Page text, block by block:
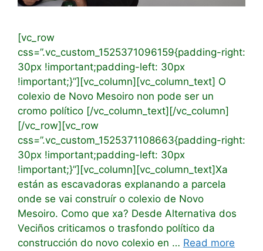
[vc_row
css=”.vc_custom_1525371096159{padding-right:
30px !important;padding-left: 30px
!important;}”][vc_column][vc_column_text] O
colexio de Novo Mesoiro non pode ser un
cromo político [/vc_column_text][/vc_column]
[/vc_row][vc_row
css=”.vc_custom_1525371108663{padding-right:
30px !important;padding-left: 30px
!important;}”][vc_column][vc_column_text]Xa
están as escavadoras explanando a parcela
onde se vai construír o colexio de Novo
Mesoiro. Como que xa? Desde Alternativa dos
Veciños criticamos o trasfondo político da
construcción do novo colexio en … Read more